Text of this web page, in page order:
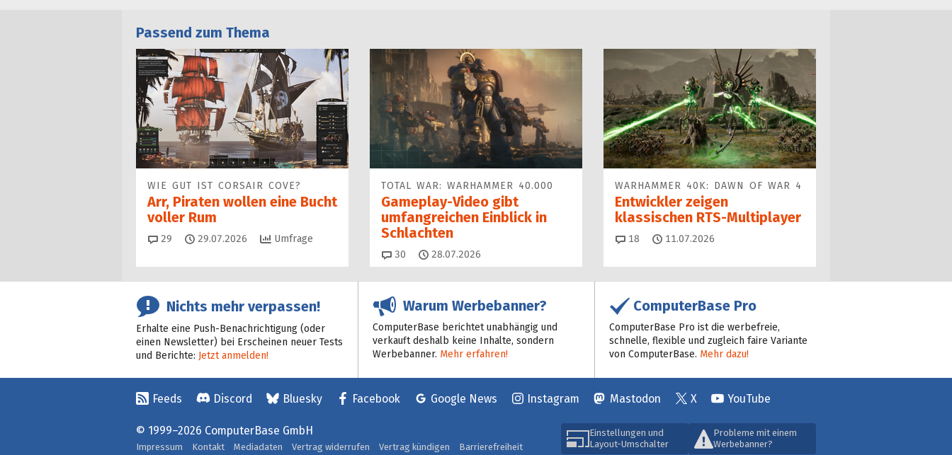
Passend zum Thema
WIE GUT IST CORSAIR COVE?
Arr, Piraten wollen eine Bucht
voller Rum
29 Kommentare
29.07.2026 Umfrage
TOTAL WAR: WARHAMMER 40.000
Gameplay-Video gibt
umfangreichen Einblick in
Schlachten
30 Kommentare
28.07.2026
WARHAMMER 40K: DAWN OF WAR 4
Entwickler zeigen
klassischen RTS-Multiplayer
18 Kommentare
11.07.2026
Nichts mehr verpassen!
Erhalte eine Push-Benachrichtigung (oder
einen Newsletter) bei Erscheinen neuer Tests
und Berichte: Jetzt anmelden!
Warum Werbebanner?
ComputerBase berichtet unabhängig und
verkauft deshalb keine Inhalte, sondern
Werbebanner. Mehr erfahren!
ComputerBase Pro
ComputerBase Pro ist die werbefreie,
schnelle, flexible und zugleich faire Variante
von ComputerBase. Mehr dazu!
Feeds Discord Bluesky Facebook Google News Instagram Mastodon X YouTube
Einstellungen und
Layout-Umschalter
Probleme mit einem
Werbebanner?
© 1999–2026 ComputerBase GmbH
Impressum Kontakt Mediadaten Vertrag widerrufen Vertrag kündigen Barrierefreiheit